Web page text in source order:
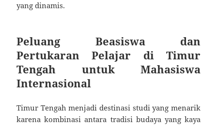
yang dinamis.
Peluang Beasiswa dan
Pertukaran Pelajar di Timur
Tengah untuk Mahasiswa
Internasional
Timur Tengah menjadi destinasi studi yang menarik
karena kombinasi antara tradisi budaya yang kaya